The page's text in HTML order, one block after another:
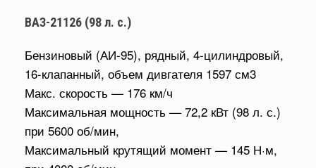
ВАЗ-21126 (98 л. с.)
Бензиновый (АИ-95), рядный, 4-цилиндровый,
16-клапанный, объем дивгателя 1597 см3
Макс. скорость — 176 км/ч
Максимальная мощность — 72,2 кВт (98 л. с.)
при 5600 об/мин,
Максимальный крутящий момент — 145 Н·м,